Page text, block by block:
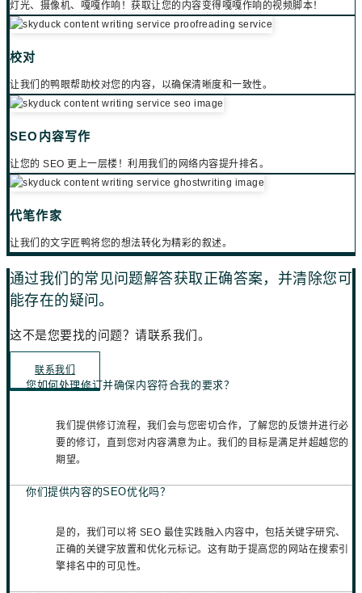
灯光、摄像机、嘎嘎作响！获取让您的内容变得嘎嘎作响的视频脚本！
校对
让我们的鸭眼帮助校对您的内容，以确保清晰度和一致性。
SEO内容写作
让您的 SEO 更上一层楼！利用我们的网络内容提升排名。
代笔作家
让我们的文字匠鸭将您的想法转化为精彩的叙述。
通过我们的常见问题解答获取正确答案，并清除您可
能存在的疑问。
这不是您要找的问题？请联系我们。
联系我们
您如何处理修订并确保内容符合我的要求？
我们提供修订流程，我们会与您密切合作，了解您的反馈并进行必
要的修订，直到您对内容满意为止。我们的目标是满足并超越您的
期望。
你们提供内容的SEO优化吗？
是的，我们可以将 SEO 最佳实践融入内容中，包括关键字研究、
正确的关键字放置和优化元标记。这有助于提高您的网站在搜索引
擎排名中的可见性。